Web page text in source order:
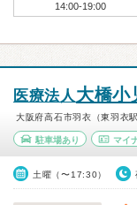
14:00-19:00
医療法人大橋小
大阪府高石市羽衣（東羽衣
駐車場あり マイ
土曜（〜17:30）